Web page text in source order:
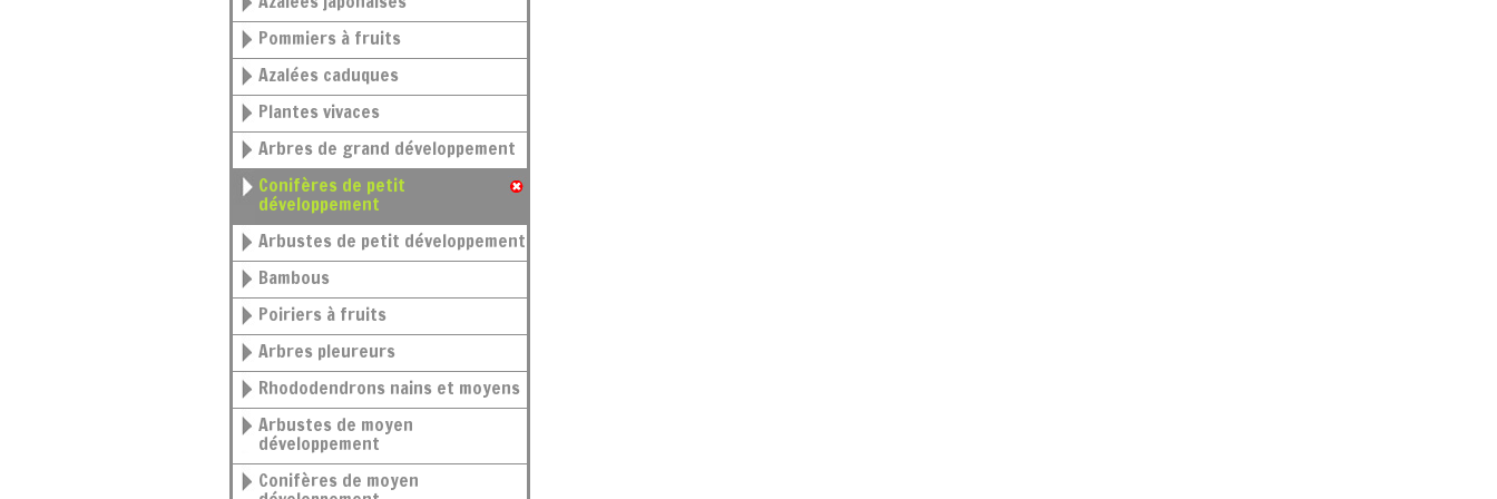
Pommiers à fruits
Azalées caduques
Plantes vivaces
Arbres de grand développement
Conifères de petit
développement
Arbustes de petit développement
Bambous
Poiriers à fruits
Arbres pleureurs
Rhododendrons nains et moyens
Arbustes de moyen
développement
Conifères de moyen